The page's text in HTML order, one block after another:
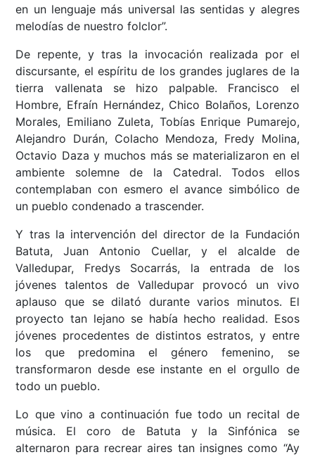
en un lenguaje más universal las sentidas y alegres
melodías de nuestro folclor”.
De repente, y tras la invocación realizada por el
discursante, el espíritu de los grandes juglares de la
tierra vallenata se hizo palpable. Francisco el
Hombre, Efraín Hernández, Chico Bolaños, Lorenzo
Morales, Emiliano Zuleta, Tobías Enrique Pumarejo,
Alejandro Durán, Colacho Mendoza, Fredy Molina,
Octavio Daza y muchos más se materializaron en el
ambiente solemne de la Catedral. Todos ellos
contemplaban con esmero el avance simbólico de
un pueblo condenado a trascender.
Y tras la intervención del director de la Fundación
Batuta, Juan Antonio Cuellar, y el alcalde de
Valledupar, Fredys Socarrás, la entrada de los
jóvenes talentos de Valledupar provocó un vivo
aplauso que se dilató durante varios minutos. El
proyecto tan lejano se había hecho realidad. Esos
jóvenes procedentes de distintos estratos, y entre
los que predomina el género femenino, se
transformaron desde ese instante en el orgullo de
todo un pueblo.
Lo que vino a continuación fue todo un recital de
música. El coro de Batuta y la Sinfónica se
alternaron para recrear aires tan insignes como “Ay